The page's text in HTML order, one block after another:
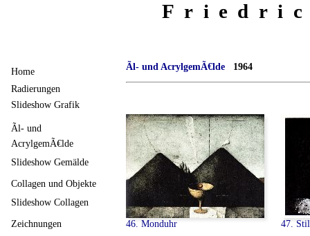
Ãl- und AcrylgemÃ€lde 1964
46. Monduhr 47.
Home
Radierungen
Slideshow Grafik
Ãl- und
AcrylgemÃ€lde
Slideshow Gemälde
Collagen und Objekte
Slideshow Collagen
Zeichnungen